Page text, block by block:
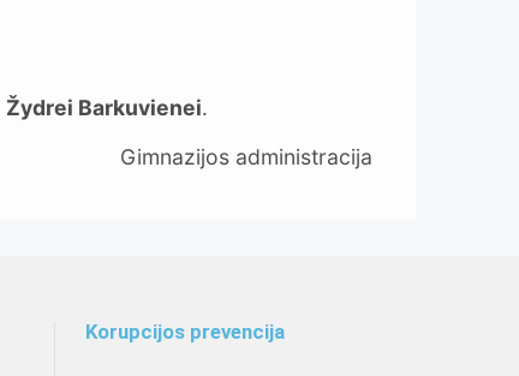
Žydrei Barkuvienei.
Gimnazijos administracija
Korupcijos prevencija